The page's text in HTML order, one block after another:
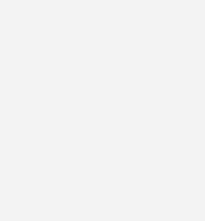
Die
(BEG) bietet
neue Mittel für